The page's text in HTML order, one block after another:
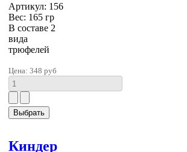
Артикул: 156
Вес: 165 гр
В составе 2
вида
трюфелей
Цена: 348 руб
Киндер